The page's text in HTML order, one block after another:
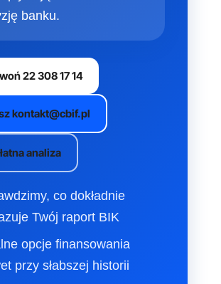
banku.
22 308 17 14
kontakt@cbif.pl
analiza
co dokładnie
Twój raport BIK
opcje finansowania
przy słabszej historii